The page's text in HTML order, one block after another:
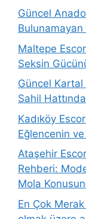
Güncel
Bulunamayan
Maltepe
Seksin
Güncel Kartal
Sahil
Kadıköy
Eğlencenin
Ataşehir
Rehberi:
Mola
En Çok